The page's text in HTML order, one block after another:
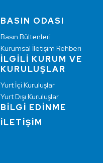
BASIN ODASI
Basın Bültenleri
Kurumsal İletişim Rehberi
İLGİLİ KURUM VE
KURULUŞLAR
Yurt İçi Kuruluşlar
Yurt Dışı Kuruluşlar
BİLGİ EDİNME
İLETİŞİM